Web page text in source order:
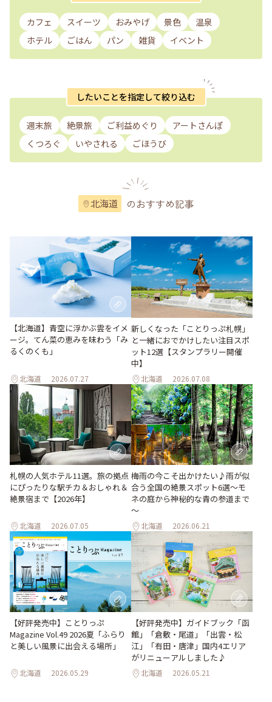
カフェ スイーツ おみやげ 景色
温泉
ホテル
ごはん パン 雑貨 イベント
したいことを指定して絞り込む
週末旅 絶景旅 ご利益めぐり
アートさんぽ
くつろぐ
いやされる ごほうび
北海道 のおすすめ記事
【北海道】青空に浮かぶ雲をイメ
ージ。てん菜の恵みを味わう「み
るくのくも」
北海道 2026.07.27
新しくなった「ことりっぷ札幌」
と一緒におでかけしたい注目スポ
ット12選【スタンプラリー開催
中】
北海道 2026.07.08
札幌の人気ホテル11選。旅の拠点
にぴったりな駅チカ＆おしゃれ＆
絶景宿まで【2026年】
北海道 2026.07.05
梅雨の今こそ出かけたい♪雨が似
合う全国の絶景スポット6選～モ
ネの庭から神秘的な青の参道まで
～
北海道 2026.06.21
【好評発売中】ことりっぷ
Magazine Vol.49 2026夏「ふらり
と美しい風景に出会える場所」
北海道 2026.05.29
【好評発売中】ガイドブック「函
館」「倉敷・尾道」「出雲・松
江」「有田・唐津」国内4エリア
がリニューアルしました♪
北海道 2026.05.21